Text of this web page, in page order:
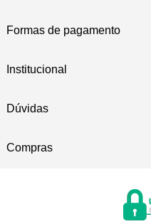
Formas de pagamento
Institucional
Dúvidas
Compras